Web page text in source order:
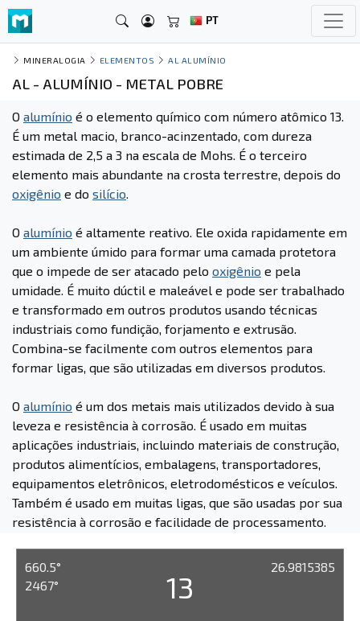
PT
MINERALOGIA ELEMENTOS AL ALUMÍNIO
AL - ALUMÍNIO - METAL POBRE
O alumínio é o elemento químico com número atômico 13.
É um metal macio, branco-acinzentado, com dureza
estimada de 2,5 a 3 na escala de Mohs. É o terceiro
elemento mais abundante na crosta terrestre, depois do
oxigênio e do silício.
O alumínio é altamente reativo. Ele oxida rapidamente em
um ambiente úmido para formar uma camada protetora
que o impede de ser atacado pelo oxigênio e pela
umidade. É muito dúctil e maleável e pode ser trabalhado
e transformado em outros produtos usando técnicas
industriais como fundição, forjamento e extrusão.
Combina-se facilmente com outros elementos para
formar ligas, que são utilizadas em diversos produtos.
O alumínio é um dos metais mais utilizados devido à sua
leveza e resistência à corrosão. É usado em muitas
aplicações industriais, incluindo materiais de construção,
produtos alimentícios, embalagens, transportadores,
equipamentos eletrônicos, eletrodomésticos e veículos.
Também é usado em muitas ligas, que são usadas por sua
resistência à corrosão e facilidade de processamento.
660.5°
2467°
26.9815385
13